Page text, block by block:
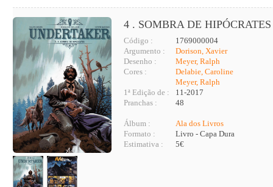
4 . SOMBRA DE
Código :
1769000004
Argumento :
Dorison, Xavier
Desenho :
Meyer, Ralph
Cores :
Delabie, Caroline
Meyer, Ralph
1ª Edição de :
11-2017
Pranchas :
48
Álbum :
Ala dos Livros
Formato :
Livro - Capa Dura
Estimativa :
5€